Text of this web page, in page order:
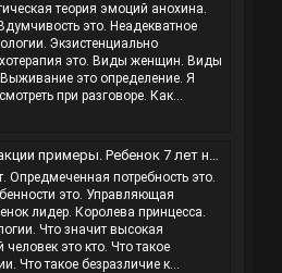
теория эмоций анохина.
это. Неадекватное
Экзистенциально
это. Виды женщин. Виды
это определение. Я
при разговоре. Как...
не слушается что делать. Психологос ру. Умный это какой человек.
Опредмеченная потребность это.
это. Управляющая
лидер. Королева принцесса.
Что значит высокая
это кто. Что такое
Что такое безразличие к...